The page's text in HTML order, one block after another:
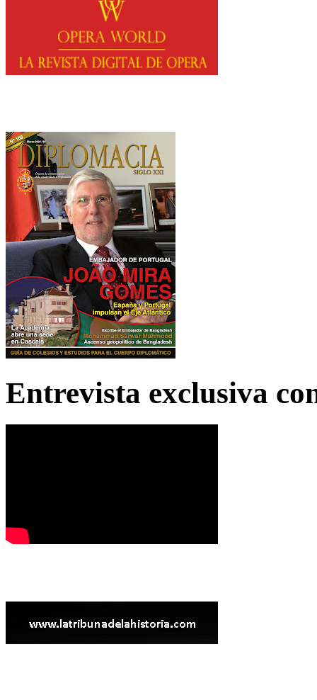
Entrevista exclusiva